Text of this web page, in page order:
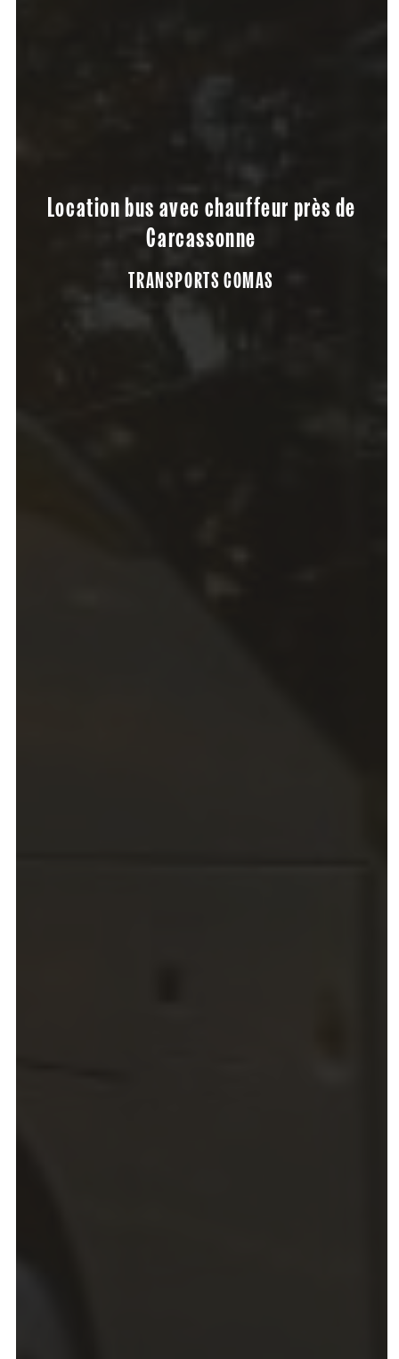
Location bus avec chauffeur près de
Carcassonne
TRANSPORTS COMAS